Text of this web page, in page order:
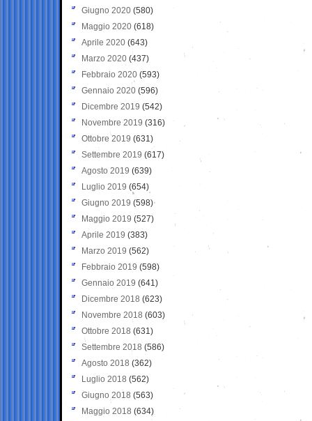
Giugno 2020 (580)
Maggio 2020 (618)
Aprile 2020 (643)
Marzo 2020 (437)
Febbraio 2020 (593)
Gennaio 2020 (596)
Dicembre 2019 (542)
Novembre 2019 (316)
Ottobre 2019 (631)
Settembre 2019 (617)
Agosto 2019 (639)
Luglio 2019 (654)
Giugno 2019 (598)
Maggio 2019 (527)
Aprile 2019 (383)
Marzo 2019 (562)
Febbraio 2019 (598)
Gennaio 2019 (641)
Dicembre 2018 (623)
Novembre 2018 (603)
Ottobre 2018 (631)
Settembre 2018 (586)
Agosto 2018 (362)
Luglio 2018 (562)
Giugno 2018 (563)
Maggio 2018 (634)